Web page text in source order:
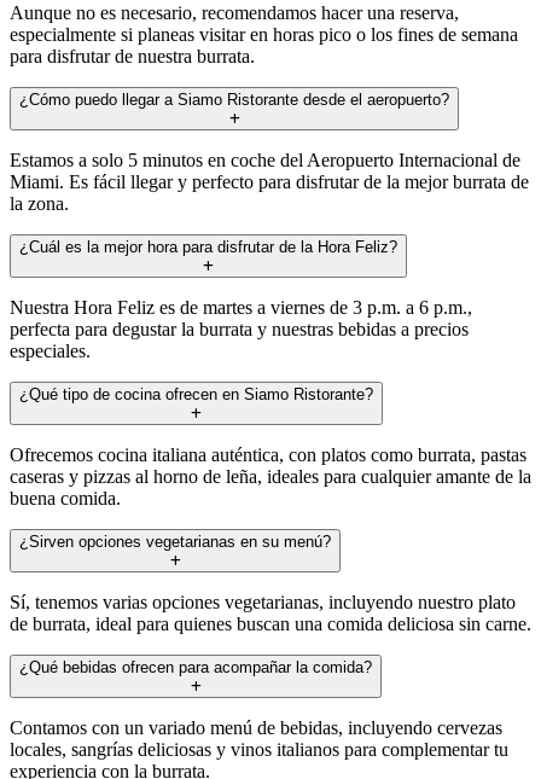
Aunque no es necesario, recomendamos hacer una reserva,
especialmente si planeas visitar en horas pico o los fines de semana
para disfrutar de nuestra burrata.
¿Cómo puedo llegar a Siamo Ristorante desde el aeropuerto?
Estamos a solo 5 minutos en coche del Aeropuerto Internacional de
Miami. Es fácil llegar y perfecto para disfrutar de la mejor burrata de
la zona.
¿Cuál es la mejor hora para disfrutar de la Hora Feliz?
Nuestra Hora Feliz es de martes a viernes de 3 p.m. a 6 p.m.,
perfecta para degustar la burrata y nuestras bebidas a precios
especiales.
¿Qué tipo de cocina ofrecen en Siamo Ristorante?
Ofrecemos cocina italiana auténtica, con platos como burrata, pastas
caseras y pizzas al horno de leña, ideales para cualquier amante de la
buena comida.
¿Sirven opciones vegetarianas en su menú?
Sí, tenemos varias opciones vegetarianas, incluyendo nuestro plato
de burrata, ideal para quienes buscan una comida deliciosa sin carne.
¿Qué bebidas ofrecen para acompañar la comida?
Contamos con un variado menú de bebidas, incluyendo cervezas
locales, sangrías deliciosas y vinos italianos para complementar tu
experiencia con la burrata.